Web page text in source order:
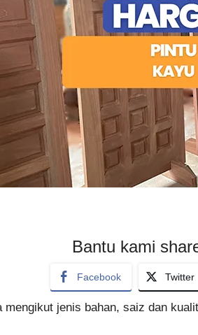
Bantu kami
Facebook Twitter
jenis bahan, saiz dan